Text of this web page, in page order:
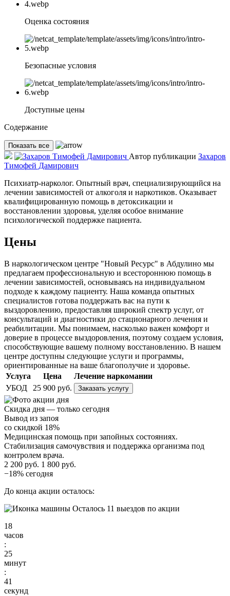
Оценка состояния
Безопасные условия
Доступные цены
Содержание
Показать все
Автор публикации Захаров
Тимофей Дамирович
Психиатр-нарколог. Опытный врач, специализирующийся на
лечении зависимостей от алкоголя и наркотиков. Оказывает
квалифицированную помощь в детоксикации и
восстановлении здоровья, уделяя особое внимание
психологической поддержке пациента.
Цены
В наркологическом центре "Новый Ресурс" в Абдулино мы
предлагаем профессиональную и всестороннюю помощь в
лечении зависимостей, основываясь на индивидуальном
подходе к каждому пациенту. Наша команда опытных
специалистов готова поддержать вас на пути к
выздоровлению, предоставляя широкий спектр услуг, от
консультаций и диагностики до стационарного лечения и
реабилитации. Мы понимаем, насколько важен комфорт и
доверие в процессе выздоровления, поэтому создаем условия,
способствующие вашему полному восстановлению. В нашем
центре доступны следующие услуги и программы,
ориентированные на ваше благополучие и здоровье.
Услуга
Цена
Лечение наркомании
УБОД
25 900 руб. Заказать услугу
Скидка дня — только сегодня
Вывод из запоя
со скидкой 18%
Медицинская помощь при запойных состояниях.
Стабилизация самочувствия и поддержка организма под
контролем врача.
2 200 руб. 1 800 руб.
−18% сегодня
До конца акции осталось:
Осталось 11 выездов по акции
18
часов
:
25
минут
:
39
секунд